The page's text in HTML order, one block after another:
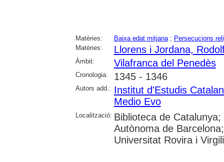
Matèries: Baixa edat mitjana; Persecucions
Matèries:
Llorens i Jordana,
Àmbit: Vilafranca del Penedès
Cronologia: 1345 - 1346
Autors add.: Institut d'Estudis
Medio Evo
Localització: Biblioteca de
Autònoma de
Universitat Rovira i